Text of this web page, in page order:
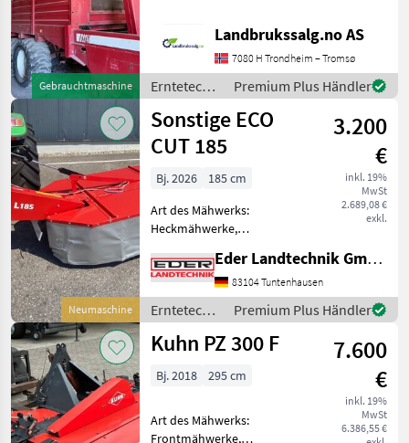
Gebrauchtmaschine
provide reference number
upon request: 9506 See
en.landbrukssalg.no/9506
for more images Specif
Landbrukssalg.no AS
7080 H Trondheim – Tromsø
Erntetechnik
Grünland /
Stoll
Premium Plus Händler
Neumaschine
Sonstige ECO
CUT 185
3.200
€
inkl. 19%
MwSt
2.689,08 €
exkl.
Bj. 2026
185 cm
Art des Mähwerks:
Heckmähwerke,
Rückschwenkung: mech.
Rückschwenkung,
Schnitthöhenverstellung
mechanische
Anfahrsicherung mit
hydraulischer Aushebun
Eder Landtechnik GmbH
83104 Tuntenhausen
Erntetechnik
Grünland /
Sonstige
Premium Plus Händler
Kuhn PZ 300 F
7.600
€
inkl. 19%
MwSt
6.386,55 €
Bj. 2018 295 cm
Art des Mähwerks:
Frontmähwerke,